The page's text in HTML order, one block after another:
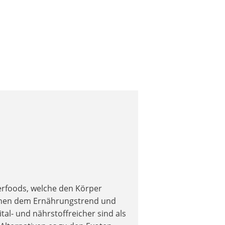
welche den Körper
dem Ernährungstrend und
und nährstoffreicher sind als